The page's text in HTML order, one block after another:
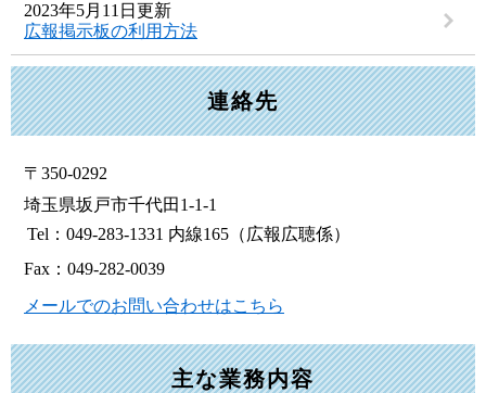
2023年5月11日更新
広報掲示板の利用方法
連絡先
〒350-0292
埼玉県坂戸市千代田1-1-1
Tel：049-283-1331 内線165 （広報広聴係）
Fax：049-282-0039
メールでのお問い合わせはこちら
主な業務内容